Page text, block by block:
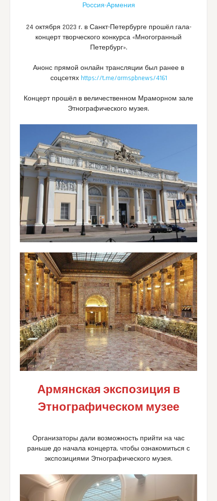
Россия-Армения
24 октября 2023 г. в Санкт-Петербурге прошёл гала-
концерт творческого конкурса «Многогранный
Петербург».
Анонс прямой онлайн трансляции был ранее в
соцсетях https://t.me/armspbnews/4161
Концерт прошёл в величественном Мраморном зале
Этнографического музея.
Армянская экспозиция в
Этнографическом музее
Организаторы дали возможность прийти на час
раньше до начала концерта, чтобы ознакомиться с
экспозициями Этнографического музея.